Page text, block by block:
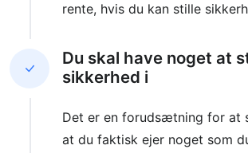
rente, hvis du kan stille
Du skal have noget at
sikkerhed i
Det er en forudsætning for at
at du faktisk ejer noget som